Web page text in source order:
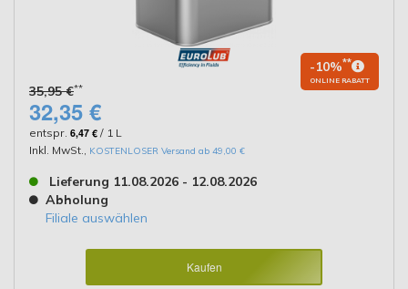
35,95 €**
-10%**
ONLINE RABATT
32,35 €
entspr. 6,47 € / 1 L
Inkl. MwSt.
KOSTENLOSER Versand ab 49,00 €
Lieferung 11.08.2026 - 12.08.2026
Abholung
Filiale auswählen
Kaufen